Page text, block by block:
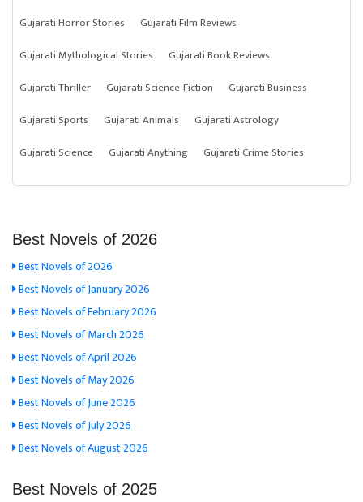
Gujarati Horror Stories
Gujarati Film Reviews
Gujarati Mythological Stories
Gujarati Book Reviews
Gujarati Thriller
Gujarati Science-Fiction
Gujarati Business
Gujarati Sports
Gujarati Animals
Gujarati Astrology
Gujarati Science
Gujarati Anything Gujarati Crime Stories
Best Novels of 2026
Best Novels of 2026
Best Novels of January 2026
Best Novels of February 2026
Best Novels of March 2026
Best Novels of April 2026
Best Novels of May 2026
Best Novels of June 2026
Best Novels of July 2026
Best Novels of August 2026
Best Novels of 2025